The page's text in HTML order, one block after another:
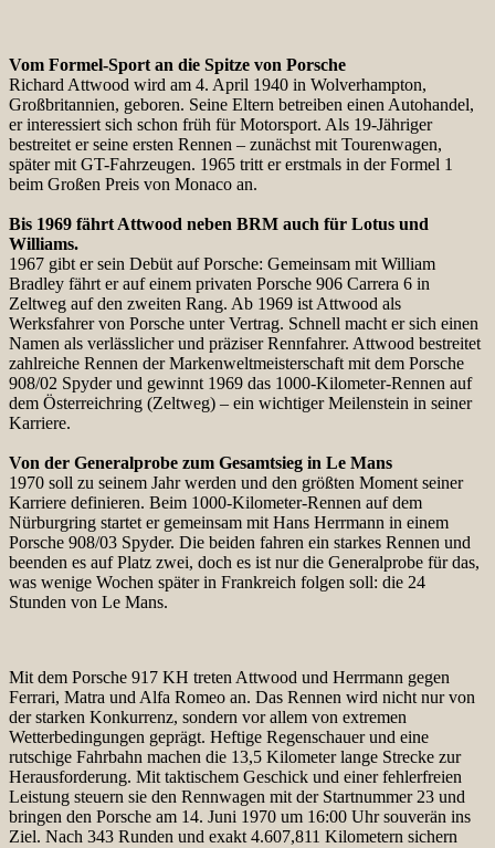
Vom Formel-Sport an die Spitze von Porsche
Richard Attwood wird am 4. April 1940 in Wolverhampton,
Großbritannien, geboren. Seine Eltern betreiben einen Autohandel,
er interessiert sich schon früh für Motorsport. Als 19-Jähriger
bestreitet er seine ersten Rennen – zunächst mit Tourenwagen,
später mit GT-Fahrzeugen. 1965 tritt er erstmals in der Formel 1
beim Großen Preis von Monaco an.
Bis 1969 fährt Attwood neben BRM auch für Lotus und
Williams.
1967 gibt er sein Debüt auf Porsche: Gemeinsam mit William
Bradley fährt er auf einem privaten Porsche 906 Carrera 6 in
Zeltweg auf den zweiten Rang. Ab 1969 ist Attwood als
Werksfahrer von Porsche unter Vertrag. Schnell macht er sich einen
Namen als verlässlicher und präziser Rennfahrer. Attwood bestreitet
zahlreiche Rennen der Markenweltmeisterschaft mit dem Porsche
908/02 Spyder und gewinnt 1969 das 1000-Kilometer-Rennen auf
dem Österreichring (Zeltweg) – ein wichtiger Meilenstein in seiner
Karriere.
Von der Generalprobe zum Gesamtsieg in Le Mans
1970 soll zu seinem Jahr werden und den größten Moment seiner
Karriere definieren. Beim 1000-Kilometer-Rennen auf dem
Nürburgring startet er gemeinsam mit Hans Herrmann in einem
Porsche 908/03 Spyder. Die beiden fahren ein starkes Rennen und
beenden es auf Platz zwei, doch es ist nur die Generalprobe für das,
was wenige Wochen später in Frankreich folgen soll: die 24
Stunden von Le Mans.
Mit dem Porsche 917 KH treten Attwood und Herrmann gegen
Ferrari, Matra und Alfa Romeo an. Das Rennen wird nicht nur von
der starken Konkurrenz, sondern vor allem von extremen
Wetterbedingungen geprägt. Heftige Regenschauer und eine
rutschige Fahrbahn machen die 13,5 Kilometer lange Strecke zur
Herausforderung. Mit taktischem Geschick und einer fehlerfreien
Leistung steuern sie den Rennwagen mit der Startnummer 23 und
bringen den Porsche am 14. Juni 1970 um 16:00 Uhr souverän ins
Ziel. Nach 343 Runden und exakt 4.607,811 Kilometern sichern